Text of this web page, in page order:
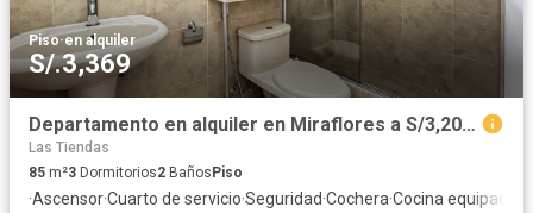
Piso·en alquiler
S/.3,369
Departamento en alquiler en Miraflores a S/3,200 al mes
Las Tiendas
85 m²3 Dormitorios2 BañosPiso
·Ascensor·Cuarto de servicio·Seguridad·Cochera·Cocina equipada